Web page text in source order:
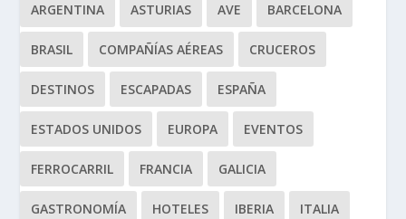
ARGENTINA ASTURIAS AVE BARCELONA
BRASIL COMPAÑÍAS AÉREAS CRUCEROS
DESTINOS ESCAPADAS ESPAÑA
ESTADOS UNIDOS EUROPA EVENTOS
FERROCARRIL FRANCIA GALICIA
GASTRONOMÍA HOTELES IBERIA ITALIA